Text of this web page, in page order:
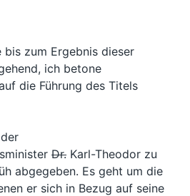
bis zum Ergebnis dieser
ich betone
die Führung des Titels
Dr. Karl-Theodor zu
abgegeben. Es geht um die
er sich in Bezug auf seine